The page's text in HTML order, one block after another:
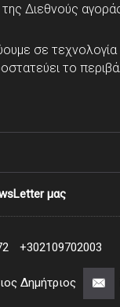
της Διεθνούς
σε τεχνολογία
το
μας
+302109702003
Δημήτριος